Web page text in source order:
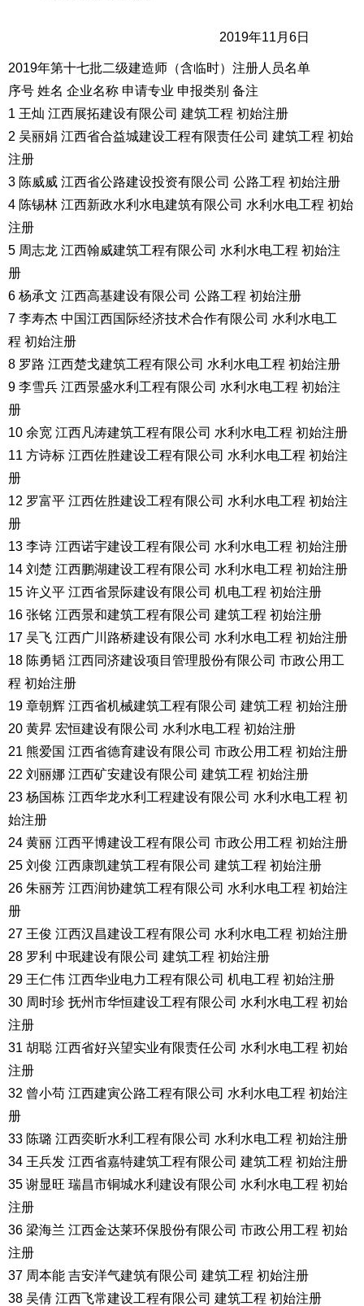
2019年11月6日
2019年第十七批二级建造师（含临时）注册人员名单
序号 姓名 企业名称 申请专业 申报类别 备注
1 王灿 江西展拓建设有限公司 建筑工程 初始注册
2 吴丽娟 江西省合益城建设工程有限责任公司 建筑工程 初始
注册
3 陈威威 江西省公路建设投资有限公司 公路工程 初始注册
4 陈锡林 江西新政水利水电建筑有限公司 水利水电工程 初始
注册
5 周志龙 江西翰威建筑工程有限公司 水利水电工程 初始注
册
6 杨承文 江西高基建设有限公司 公路工程 初始注册
7 李寿杰 中国江西国际经济技术合作有限公司 水利水电工
程 初始注册
8 罗路 江西楚戈建筑工程有限公司 水利水电工程 初始注册
9 李雪兵 江西景盛水利工程有限公司 水利水电工程 初始注
册
10 余宽 江西凡涛建筑工程有限公司 水利水电工程 初始注册
11 方诗标 江西佐胜建设工程有限公司 水利水电工程 初始注
册
12 罗富平 江西佐胜建设工程有限公司 水利水电工程 初始注
册
13 李诗 江西诺宇建设工程有限公司 水利水电工程 初始注册
14 刘楚 江西鹏湖建设工程有限公司 水利水电工程 初始注册
15 许义平 江西省景际建设有限公司 机电工程 初始注册
16 张铭 江西景和建筑工程有限公司 建筑工程 初始注册
17 吴飞 江西广川路桥建设有限公司 水利水电工程 初始注册
18 陈勇韬 江西同济建设项目管理股份有限公司 市政公用工
程 初始注册
19 章朝辉 江西省机械建筑工程有限公司 建筑工程 初始注册
20 黄昇 宏恒建设有限公司 水利水电工程 初始注册
21 熊爱国 江西省德育建设有限公司 市政公用工程 初始注册
22 刘丽娜 江西矿安建设有限公司 建筑工程 初始注册
23 杨国栋 江西华龙水利工程建设有限公司 水利水电工程 初
始注册
24 黄丽 江西平博建设工程有限公司 市政公用工程 初始注册
25 刘俊 江西康凯建筑工程有限公司 建筑工程 初始注册
26 朱丽芳 江西润协建筑工程有限公司 水利水电工程 初始注
册
27 王俊 江西汉昌建设工程有限公司 水利水电工程 初始注册
28 罗利 中珉建设有限公司 建筑工程 初始注册
29 王仁伟 江西华业电力工程有限公司 机电工程 初始注册
30 周时珍 抚州市华恒建设工程有限公司 水利水电工程 初始
注册
31 胡聪 江西省好兴望实业有限责任公司 水利水电工程 初始
注册
32 曾小苟 江西建寅公路工程有限公司 水利水电工程 初始注
册
33 陈璐 江西奕昕水利工程有限公司 水利水电工程 初始注册
34 王兵发 江西省嘉特建筑工程有限公司 建筑工程 初始注册
35 谢显旺 瑞昌市铜城水利建设有限公司 水利水电工程 初始
注册
36 梁海兰 江西金达莱环保股份有限公司 市政公用工程 初始
注册
37 周本能 吉安洋气建筑有限公司 建筑工程 初始注册
38 吴倩 江西飞常建设工程有限公司 建筑工程 初始注册